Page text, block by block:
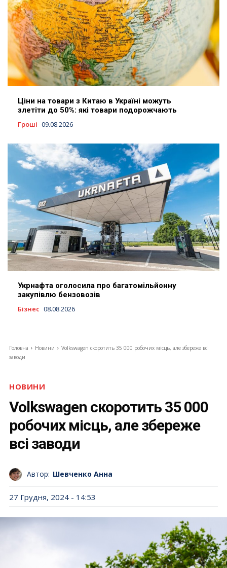
Ціни на товари з Китаю в Україні можуть
злетіти до 50%: які товари подорожчають
Гроші 09.08.2026
Укрнафта оголосила про багатомільйонну
закупівлю бензовозів
Бізнес 08.08.2026